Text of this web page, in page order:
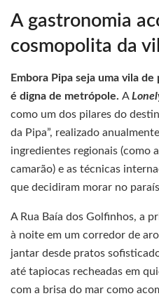
A gastronomia
cosmopolita da
Embora Pipa seja uma vila
é digna de metrópole. A
como um dos pilares do
da Pipa”, realizado
ingredientes regionais (como
camarão) e as técnicas
que decidiram morar no
A Rua Baía dos Golfinhos, a
à noite em um corredor de
jantar desde pratos
até tapiocas recheadas em
com a brisa do mar como